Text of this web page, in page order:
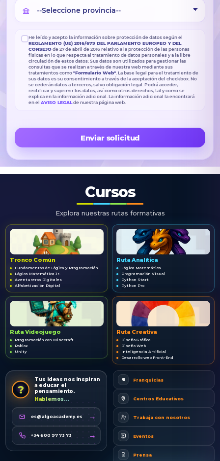
He leído y acepto la información sobre protección de datos según el
REGLAMENTO (UE) 2016/679 DEL PARLAMENTO EUROPEO Y DEL
CONSEJOde 27 de abril de 2016 relativo a la protección de las personas
físicas en lo que respecta al tratamiento de datos personales y a la libre
circulación de estos datos: Sus datos son utilizados para gestionar las
consultas que se realizan a través de nuestra web mediante sus
tratamientos como"Formulario Web" . La base legal para el tratamiento de
sus datos es su consentimiento a través de la aceptación del checkbox. No
se cederán datos a terceros, salvo obligación legal. Podrá acceder,
rectificar y suprimir los datos, así como otros derechos, tal y como se
explica en la información adicional. La información adicional la encontrará
en elAVISO LEGALde nuestra página web.
Enviar solicitud
?
Tus ideas nos inspiran
a educar el
pensamiento.
Hablemos...
es@algoacademy.es →
+34 600 97 73 73 →
Cursos
Explora nuestras rutas formativas
Tronco Común
Fundamentos de Lógica y Programación
Lógica Matemática Jr.
Aventureros Digitales
Alfabetización Digital
Ruta Analítica
Lógica Matemática
Programación Visual
Python Start
Python Pro
Ruta Videojuego
Programación con Minecraft
Roblox
Unity
Ruta Creativa
Diseño Gráfico
Diseño Web
Inteligencia Artificial
Desarrollo web Front-End
Franquicias
Centros Educativos
Trabaja con nosotros
Eventos
Prensa